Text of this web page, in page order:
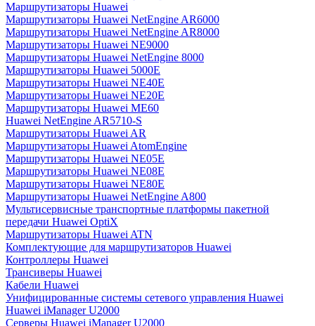
Маршрутизаторы Huawei
Маршрутизаторы Huawei NetEngine AR6000
Маршрутизаторы Huawei NetEngine AR8000
Маршрутизаторы Huawei NE9000
Маршрутизаторы Huawei NetEngine 8000
Маршрутизаторы Huawei 5000E
Маршрутизаторы Huawei NE40E
Маршрутизаторы Huawei NE20E
Маршрутизаторы Huawei ME60
Huawei NetEngine AR5710-S
Маршрутизаторы Huawei AR
Маршрутизаторы Huawei AtomEngine
Маршрутизаторы Huawei NE05E
Маршрутизаторы Huawei NE08E
Маршрутизаторы Huawei NE80E
Маршрутизаторы Huawei NetEngine A800
Мультисервисные транспортные платформы пакетной
передачи Huawei OptiX
Маршрутизаторы Huawei ATN
Комплектующие для маршрутизаторов Huawei
Контроллеры Huawei
Трансиверы Huawei
Кабели Huawei
Унифицированные системы сетевого управления Huawei
Huawei iManager U2000
Серверы Huawei iManager U2000